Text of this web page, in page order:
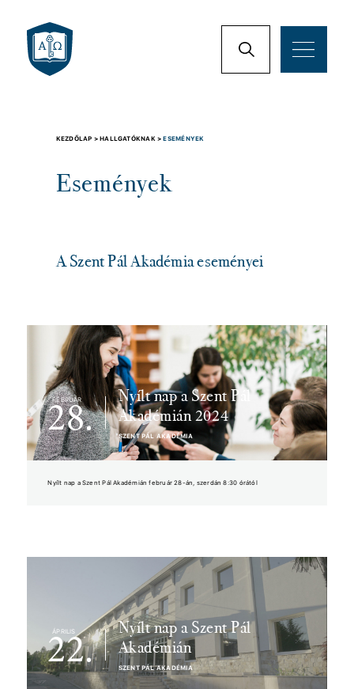
KEZDŐLAP >HALLGATÓKNAK >ESEMÉNYEK
Események
A Szent Pál Akadémia eseményei
FEBRUÁR
28.
Nyílt nap a Szent Pál
Akadémián 2024
SZENT PÁL AKADÉMIA
Nyílt nap a Szent Pál Akadémián február 28-án, szerdán 8:30 órától
ÁPRILIS
22.
Nyílt nap a Szent Pál
Akadémián
SZENT PÁL AKADÉMIA